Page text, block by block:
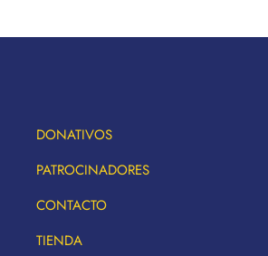
DONATIVOS
PATROCINADORES
CONTACTO
TIENDA